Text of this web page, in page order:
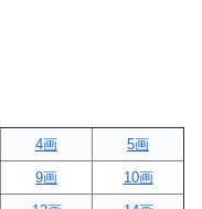
4画
5画
9画
10画